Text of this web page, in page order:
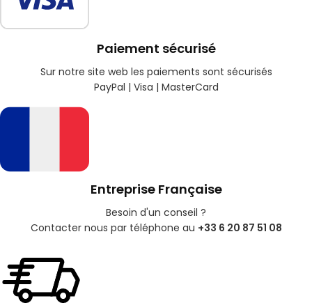
Paiement sécurisé
Sur notre site web les paiements sont sécurisés
PayPal | Visa | MasterCard
Entreprise Française
Besoin d'un conseil ?
Contacter nous par téléphone au +33 6 20 87 51 08